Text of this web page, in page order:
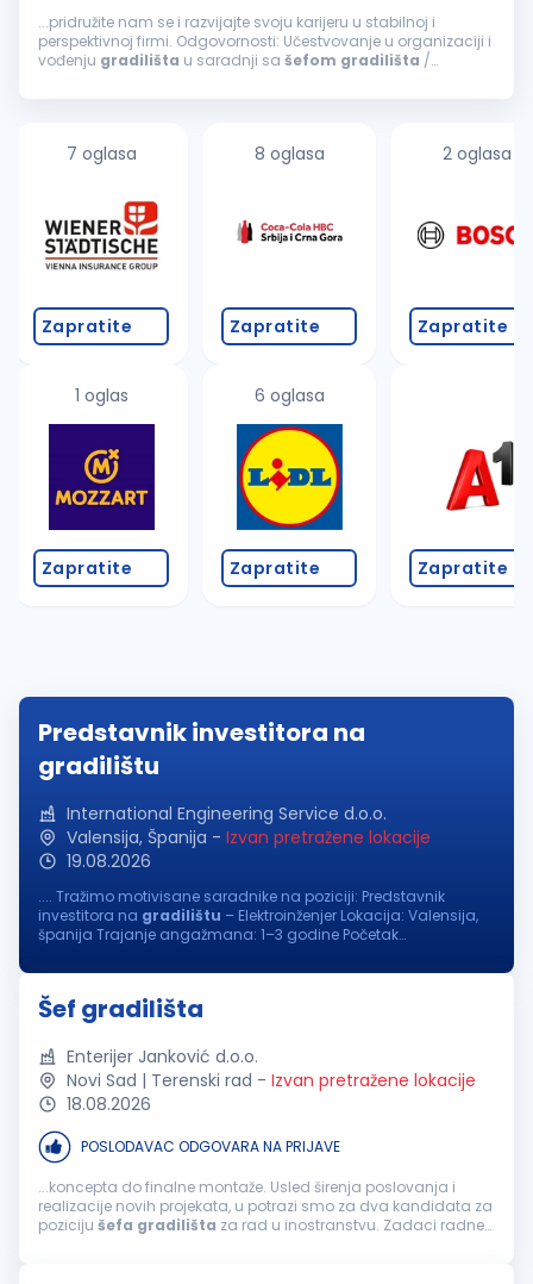
...pridružite nam se i razvijajte svoju karijeru u stabilnoj i
perspektivnoj firmi. Odgovornosti: Učestvovanje u organizaciji i
vođenju gradilišta u saradnji sa šefom gradilišta /
projektno-tehničkom...
7 oglasa
Zapratite
1 oglas
Zapratite
8 oglasa
Zapratite
6 oglasa
Zapratite
2 oglasa
Zapratite
Zapratite
Predstavnik investitora na
gradilištu
International Engineering Service d.o.o.
Valensija, Španija - Izvan pretražene lokacije
19.08.2026
.... Tražimo motivisane saradnike na poziciji: Predstavnik
investitora na gradilištu – Elektroinženjer Lokacija: Valensija,
španija Trajanje angažmana: 1–3 godine Početak
Opis radnog mesta...
Šef gradilišta
Enterijer Janković d.o.o.
Novi Sad | Terenski rad - Izvan pretražene lokacije
18.08.2026
POSLODAVAC ODGOVARA NA PRIJAVE
...koncepta do finalne montaže. Usled širenja poslovanja i
realizacije novih projekata, u potrazi smo za dva kandidata za
poziciju šefa gradilišta za rad u inostranstvu. Zadaci radne